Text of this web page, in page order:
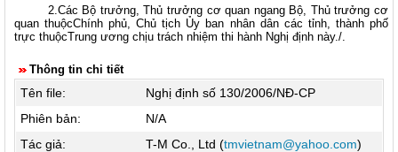
2.Các Bộ trưởng, Thủ trưởng cơ quan ngang Bộ, Thủ trưởng cơ
quan thuộcChính phủ, Chủ tịch Ủy ban nhân dân các tỉnh, thành phố
trực thuộcTrung ương chịu trách nhiệm thi hành Nghị định này./.
Thông tin chi tiết
Tên file:
Nghị định số 130/2006/NĐ-CP
Phiên bản:
N/A
Tác giả:
T-M Co., Ltd (tmvietnam@yahoo.com)